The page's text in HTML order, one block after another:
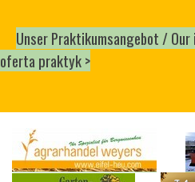
Unser Praktikumsangebot /
oferta praktyk >